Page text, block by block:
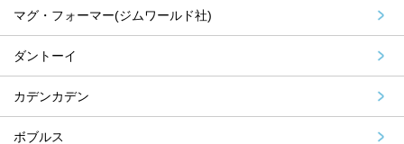
マグ・フォーマー(ジムワールド社)
ダントーイ
カデンカデン
ボブルス